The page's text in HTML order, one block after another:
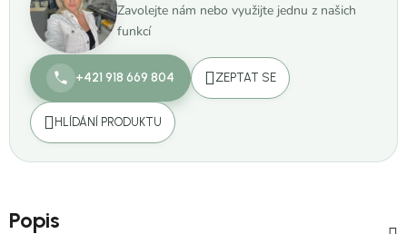
Zavolejte nám nebo využijte jednu z našich
funkcí
+421 918 669 804 ZEPTAT SE
HLÍDÁNÍ PRODUKTU
Popis